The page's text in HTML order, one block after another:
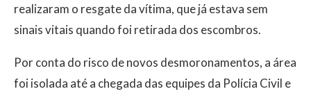
realizaram o resgate da vítima, que já estava sem
sinais vitais quando foi retirada dos escombros.
Por conta do risco de novos desmoronamentos, a área
foi isolada até a chegada das equipes da Polícia Civil e